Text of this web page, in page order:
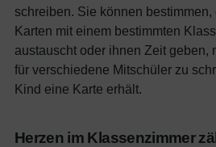
schreiben. Sie können
Karten mit einem bestimmten
austauscht oder ihnen Zeit geben,
für verschiedene Mitschüler zu
Kind eine Karte erhält.
Herzen im Klassenzimmer